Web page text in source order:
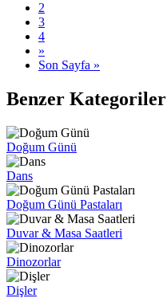
2
3
4
»
Son Sayfa »
Benzer Kategoriler
Doğum Günü
Dans
Doğum Günü Pastaları
Duvar & Masa Saatleri
Dinozorlar
Dişler